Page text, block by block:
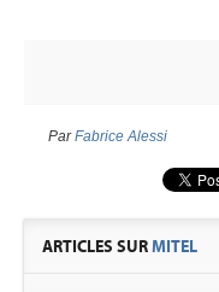
ParFabrice Alessi
ARTICLES SURMITEL